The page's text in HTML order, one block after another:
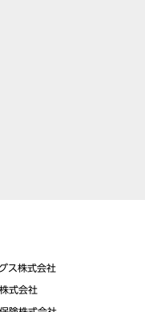
ス株式会社
式会社